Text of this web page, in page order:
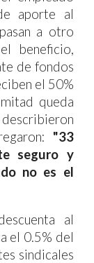
aporte al
a otro
beneficio,
de fondos
el 50%
queda
"33
seguro y
no es el
al
el 0.5% del
sindicales